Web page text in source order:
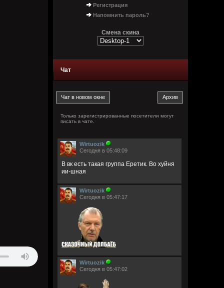
Регистрация
Напомнить пароль?
Смена скина
Чат
Только зарегистрированные посетители могут
писать в чате.
Wirtuozik
Сегодня в 05:48:09
В вк есть такая группа Еретик. Во хуйня
ии-шная
Wirtuozik
Сегодня в 05:47:17
Wirtuozik
Сегодня в 05:47:02